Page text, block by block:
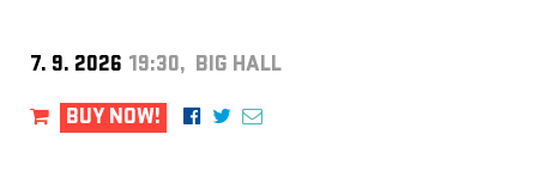
7. 9. 2026 19:30, BIG HALL
BUY NOW!